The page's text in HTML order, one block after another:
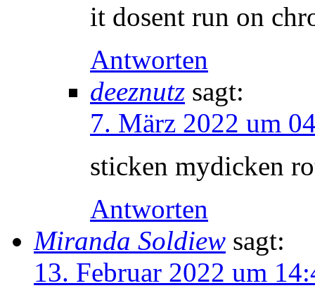
it dosent run on
Antworten
deeznutz sagt:
7. März 2022 um
sticken mydicken
Antworten
Miranda Soldiew sagt:
13. Februar 2022 um